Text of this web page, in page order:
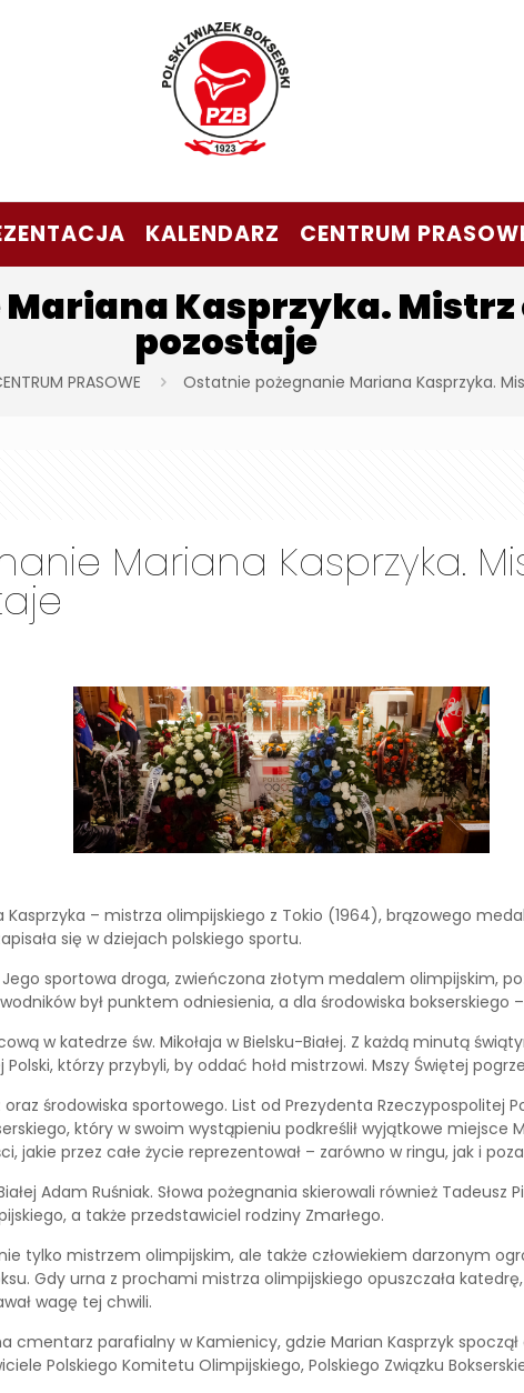
KALENDARZ CENTRUM
Kasprzyka. Mistrz
pozostaje
PRASOWE Ostatnie pożegnanie Mariana Kasprzyka.
Mariana Kasprzyka.
– mistrza olimpijskiego z Tokio (1964), brązowego
się w dziejach polskiego sportu.
sportowa droga, zwieńczona złotym medalem olimpijskim,
był punktem odniesienia, a dla środowiska
w katedrze św. Mikołaja w Bielsku-Białej. Z każdą minutą
którzy przybyli, by oddać hołd mistrzowi. Mszy Świętej
środowiska sportowego. List od Prezydenta Rzeczypospolitej
który w swoim wystąpieniu podkreślił wyjątkowe miejsce
jakie przez całe życie reprezentował – zarówno w ringu, jak i
Adam Ruśniak. Słowa pożegnania skierowali również Tadeusz
a także przedstawiciel rodziny Zmarłego.
tylko mistrzem olimpijskim, ale także człowiekiem darzonym
Gdy urna z prochami mistrza olimpijskiego opuszczała
wagę tej chwili.
cmentarz parafialny w Kamienicy, gdzie Marian Kasprzyk
Polskiego Komitetu Olimpijskiego, Polskiego Związku